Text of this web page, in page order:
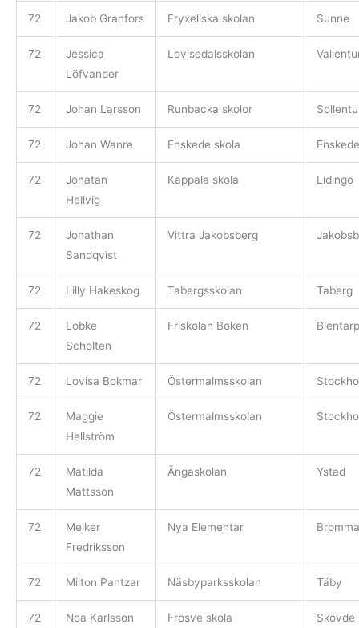
72 Jakob Granfors Fryxellska skolan Sunne
72
Jessica
Löfvander
Lovisedalsskolan
72 Johan Larsson Runbacka skolor
72 Johan Wanre Enskede skola Enskede
72
Jonatan
Hellvig
Käppala skola Lidingö
72
Jonathan
Sandqvist
Vittra Jakobsberg
72 Lilly Hakeskog Tabergsskolan Taberg
72
Lobke
Scholten
Friskolan Boken Blentarp
72 Lovisa Bokmar Östermalmsskolan
72
Maggie
Hellström
Östermalmsskolan
72
Matilda
Mattsson
Ängaskolan Ystad
72
Melker
Fredriksson
Nya Elementar Bromma
72 Milton Pantzar Näsbyparksskolan Täby
72 Noa Karlsson Frösve skola Skövde